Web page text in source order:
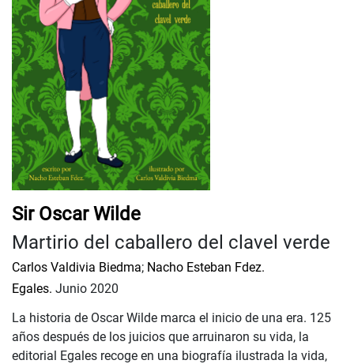
Sir Oscar Wilde
Martirio del caballero del clavel verde
Carlos Valdivia Biedma; Nacho Esteban Fdez.
Egales. Junio 2020
La historia de Oscar Wilde marca el inicio de una era. 125
años después de los juicios que arruinaron su vida, la
editorial Egales recoge en una biografía ilustrada la vida,